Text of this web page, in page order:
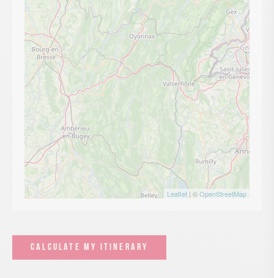
Leaflet | ©OpenStreetMap
CALCULATE MY ITINERARY